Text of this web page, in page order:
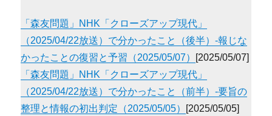
「森友問題」NHK「クローズアップ現代」
（2025/04/22放送）で分かったこと（後半）-報じな
かったことの復習と予習（2025/05/07） [2025/05/07]
「森友問題」NHK「クローズアップ現代」
（2025/04/22放送）で分かったこと（前半）-要旨の
整理と情報の初出判定（2025/05/05） [2025/05/05]